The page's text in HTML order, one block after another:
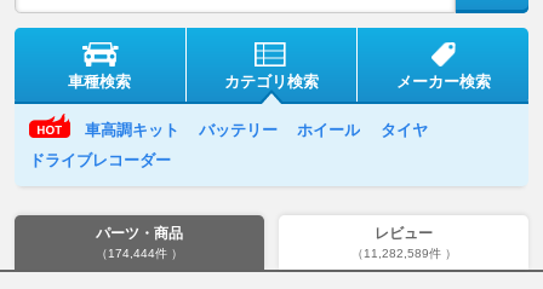
車種検索 カテゴリ検索 メーカー検索
車高調キット バッテリー ホイール
タイヤ
ドライブレコーダー
パーツ・商品
（174,444件 ）
レビュー
（11,282,589件 ）